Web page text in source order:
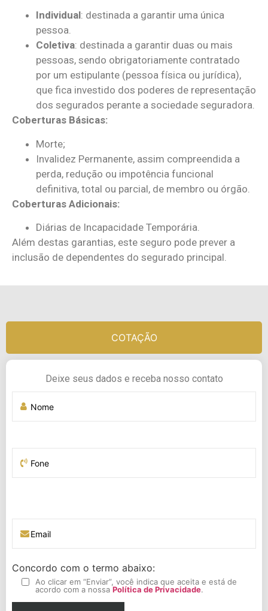
Individual: destinada a garantir uma única
pessoa.
Coletiva: destinada a garantir duas ou mais
pessoas, sendo obrigatoriamente contratado
por um estipulante (pessoa física ou jurídica),
que fica investido dos poderes de representação
dos segurados perante a sociedade seguradora.
Coberturas Básicas:
Morte;
Invalidez Permanente, assim compreendida a
perda, redução ou impotência funcional
definitiva, total ou parcial, de membro ou órgão.
Coberturas Adicionais:
Diárias de Incapacidade Temporária.
Além destas garantias, este seguro pode prever a
inclusão de dependentes do segurado principal.
COTAÇÃO
Deixe seus dados e receba nosso contato
Concordo com o termo abaixo:
Ao clicar em “Enviar”, você indica que aceita e está de
acordo com a nossaPolítica de Privacidade.